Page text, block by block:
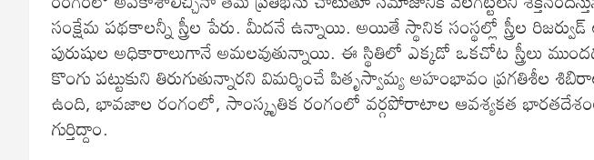
సంక్షేమ పథకాలన్నీ స్త్రీల పేరు. మీదనే ఉన్నాయి. అయితే స్థానిక సంస్థల్లో స్త్రీల
పురుషుల అధికారాలుగానే అమలవుతున్నాయి. ఈ స్థితిలో ఎక్కడో ఒకచోట స్త్రీలు
కొంగు పట్టుకుని తిరుగుతున్నారని విమర్శించే పితృస్వామ్య అహంభావం ప్రగతిశీల
ఉంది, భావజాల రంగంలో, సాంస్కృతిక రంగంలో వర్గపోరాటాల ఆవశ్యకత
గుర్తిద్దాం.